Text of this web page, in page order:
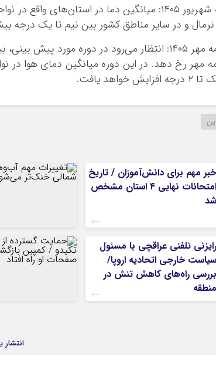
نیمه شهریور تا نیمه مهر ۱۴۰۵: انتظار می‌رود در دوره
مهر رخ دهد. در این دوره میانگین دمای هوا در
یافت.
خبر مهم برای دانش‌آموزان / تاریخ
امتحانات نهایی ۴ استان مشخص
شد
رایزنی تلفنی عراقچی با مسئول
سیاست خارجی اتحادیه اروپا/
بررسی راه‌های کاهش تنش در
منطقه
انتشار